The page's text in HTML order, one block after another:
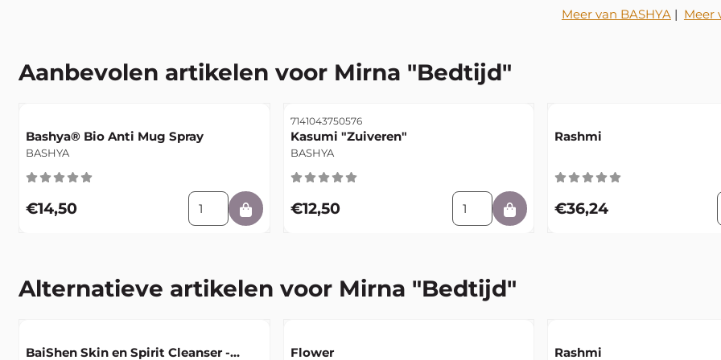
Meer van BASHYA| Meer
Aanbevolen artikelen voor Mirna "Bedtijd"
Bashya® Bio Anti Mug Spray
Merk:
BASHYA
Prijs: 14,50
€14,50 Aantal kiezen voor Bashya® Bio Anti Mug Spray
Artikelnummer
7141043750576
Kasumi "Zuiveren"
Merk:
BASHYA
Prijs: 12,50
€12,50 Aantal kiezen voor Kasumi "Zuiveren"
Rashmi
Prijs: 36,24
€36,24
Alternatieve artikelen voor Mirna "Bedtijd"
BaiShen Skin en Spirit Cleanser -
Flower Rashmi